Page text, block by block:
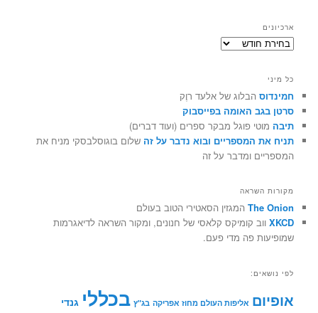
ארכיונים
ארכיונים
כל מיני
חמינדוס הבלוג של אלעד רוֶק
סרטן בגב האומה בפייסבוק
תיבה מוטי פוגל מבקר ספרים (ועוד דברים)
תניח את המספריים ובוא נדבר על זה שלום בוגוסלבסקי מניח את
המספריים ומדבר על זה
מקורות השראה
The Onion המגזין הסאטירי הטוב בעולם
XKCD ווב קומיקס קלאסי של חנונים, ומקור השראה לדיאגרמות
שמופיעות פה מדי פעם.
לפי נושאים:
אופיום אליפות העולם מחוז אפריקה בג"ץ בכללי גנדי